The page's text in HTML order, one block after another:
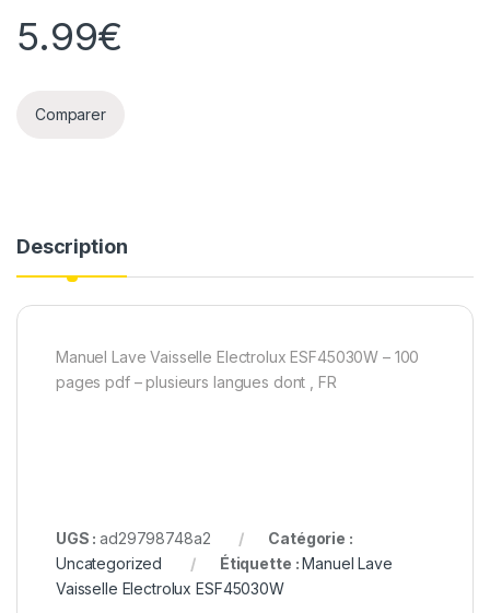
5.99€
Comparer
Description
Manuel Lave Vaisselle Electrolux ESF45030W – 100
pages pdf – plusieurs langues dont , FR
UGS :ad29798748a2
Catégorie :
Uncategorized
Étiquette :Manuel Lave
Vaisselle Electrolux ESF45030W